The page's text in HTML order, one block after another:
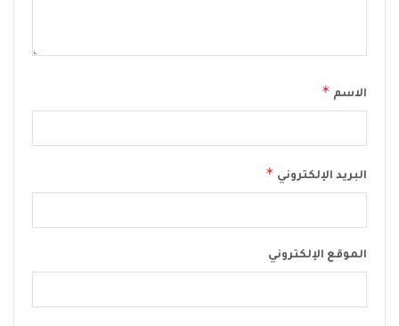
الاسم *
البريد الإلكتروني *
الموقع الإلكتروني